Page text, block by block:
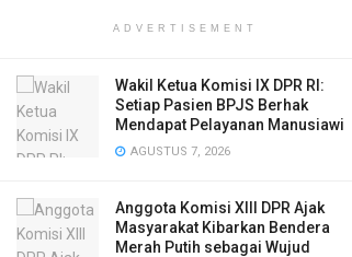
ADVERTISEMENT
Wakil Ketua Komisi IX DPR RI:
Setiap Pasien BPJS Berhak
Mendapat Pelayanan Manusiawi
AGUSTUS 7, 2026
Anggota Komisi XIII DPR Ajak
Masyarakat Kibarkan Bendera
Merah Putih sebagai Wujud